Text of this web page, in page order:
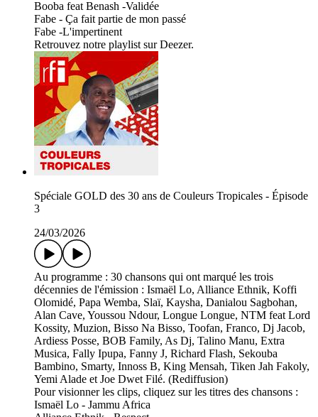
Booba feat Benash -Validée
Fabe - Ça fait partie de mon passé
Fabe -L'impertinent
Retrouvez notre playlist sur Deezer.
Spéciale GOLD des 30 ans de Couleurs Tropicales - Épisode
3
24/03/2026
Au programme : 30 chansons qui ont marqué les trois
décennies de l'émission : Ismaël Lo, Alliance Ethnik, Koffi
Olomidé, Papa Wemba, Slaï, Kaysha, Danialou Sagbohan,
Alan Cave, Youssou Ndour, Longue Longue, NTM feat Lord
Kossity, Muzion, Bisso Na Bisso, Toofan, Franco, Dj Jacob,
Ardiess Posse, BOB Family, As Dj, Talino Manu, Extra
Musica, Fally Ipupa, Fanny J, Richard Flash, Sekouba
Bambino, Smarty, Innoss B, King Mensah, Tiken Jah Fakoly,
Yemi Alade et Joe Dwet Filé. (Rediffusion)
Pour visionner les clips, cliquez sur les titres des chansons :
Ismaël Lo - Jammu Africa